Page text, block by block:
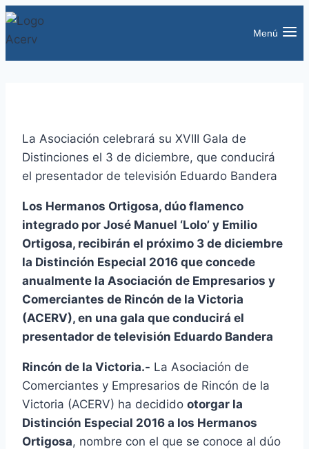
Saltar
al
Menú
La Asociación celebrará su XVIII Gala de
Distinciones el 3 de diciembre, que conducirá
el presentador de televisión Eduardo Bandera
Los Hermanos Ortigosa, dúo flamenco
integrado por José Manuel ‘Lolo’ y Emilio
Ortigosa, recibirán el próximo 3 de diciembre
la Distinción Especial 2016 que concede
anualmente la Asociación de Empresarios y
Comerciantes de Rincón de la Victoria
(ACERV), en una gala que conducirá el
presentador de televisión Eduardo Bandera
Rincón de la Victoria.- La Asociación de
Comerciantes y Empresarios de Rincón de la
Victoria (ACERV) ha decidido otorgar la
Distinción Especial 2016 a los Hermanos
Ortigosa, nombre con el que se conoce al dúo